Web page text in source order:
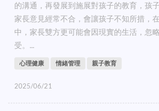
的溝通，再發展到施展對孩子的教育，孩
家長意見經常不合，會讓孩子不知所措，
中，家長雙方更可能會因現實的生活，忽
受。...
心理健康 情緒管理 親子教育
2025/06/21